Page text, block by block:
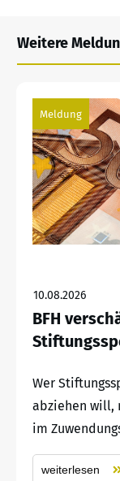
Weitere
Meldung
10.08.2026
BFH
Wer
abziehen will,
im
weiterlesen